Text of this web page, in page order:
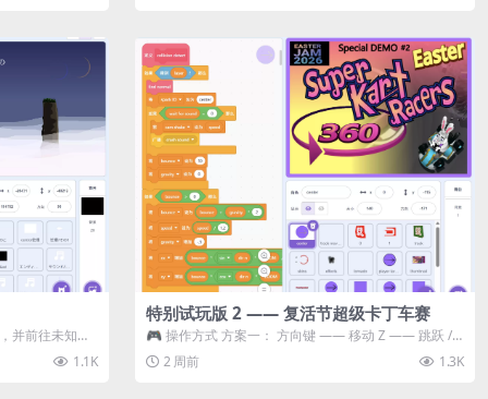
并前往未知领
1.1K
特别试玩版 2 —— 复活节超级卡丁车赛
🎮 操作方式 方案一： 方向键 —— 移动 Z —— 跳跃 /
漂移 方案二： ...
2 周前 1.3K